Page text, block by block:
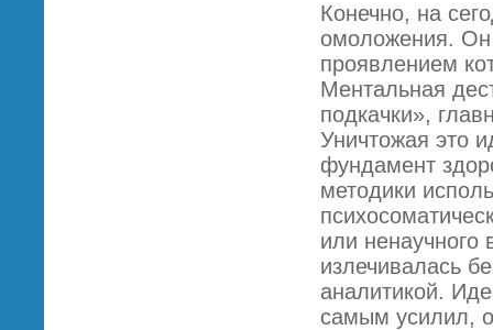
Конечно, на
омоложения. Он
проявлением
Ментальная
подкачки»,
Уничтожая это
фундамент
методики
или ненаучного
излечивалась
аналитикой.
самым усилил,